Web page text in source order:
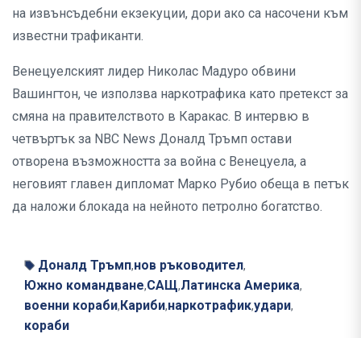
на извънсъдебни екзекуции, дори ако са насочени към
известни трафиканти.
Венецуелският лидер Николас Мадуро обвини
Вашингтон, че използва наркотрафика като претекст за
смяна на правителството в Каракас. В интервю в
четвъртък за NBC News Доналд Тръмп остави
отворена възможността за война с Венецуела, а
неговият главен дипломат Марко Рубио обеща в петък
да наложи блокада на нейното петролно богатство.
Доналд Тръмп,нов ръководител,
Южно командване,САЩ,Латинска Америка,
военни кораби, Кариби,наркотрафик,удари,
кораби